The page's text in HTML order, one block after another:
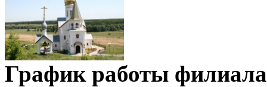
График работы